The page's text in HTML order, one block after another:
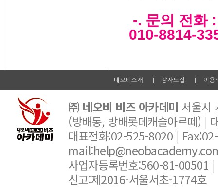
-. 문의 전화
010-8814-
네오비소개 강사모집 이용
㈜ 네오비 비즈 아카데미 서울시
(방배동, 방배롯데캐슬아르떼) |
대표전화:02-525-8020 |
사업자등록번호:560-81-00501
신고:제2016-서울서초-1774호